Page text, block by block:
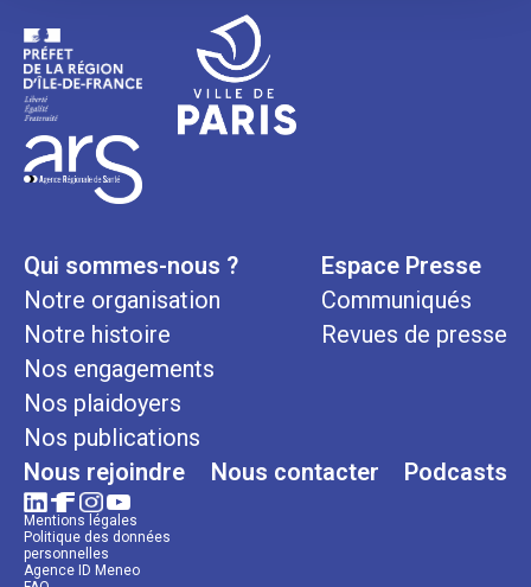
Qui sommes-nous ?
Notre organisation
Notre histoire
Nos engagements
Nos plaidoyers
Nos publications
Espace Presse
Communiqués
Revues de presse
Nous rejoindre Nous contacter Podcasts
Mentions légales
Politique des données
personnelles
Agence ID Meneo